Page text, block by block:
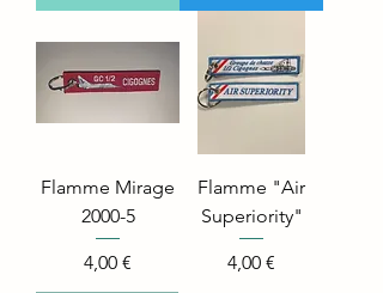
Flamme Mirage
2000-5
Price
4,00 €
Flamme "Air
Superiority"
Price
4,00 €